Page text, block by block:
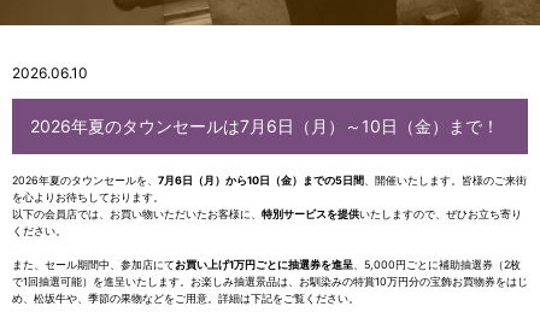
2026.06.10
2026年夏のタウンセールは7月6日（月）～10日（金）まで！
2026年夏のタウンセールを、 7月6日（月）から10日（金）までの5日間 、開催いたします。皆様のご来街
を心よりお待ちしております。
以下の会員店では、お買い物いただいたお客様に、 特別サービスを提供いたしますので、ぜひお立ち寄り
ください。
また、セール期間中、参加店にてお買い上げ1万円ごとに抽選券を進呈 、5,000円ごとに補助抽選券（2枚
で1回抽選可能）を進呈いたします。お楽しみ抽選景品は、お馴染みの特賞10万円分の宝飾お買物券をはじ
め、松坂牛や、季節の果物などをご用意。詳細は下記をご覧ください。